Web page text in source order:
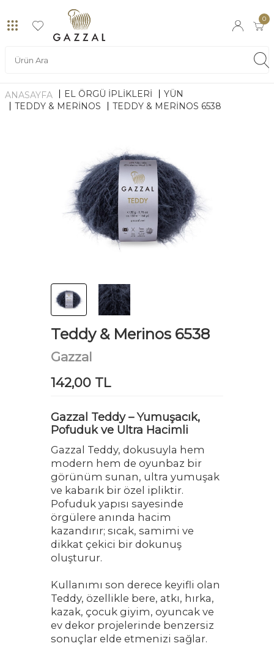
0
ANASAYFA EL ÖRGÜ İPLİKLERİ
YÜN
TEDDY & MERINOS
TEDDY & MERINOS 6538
Teddy & Merinos 6538
Gazzal
142,00 TL
Gazzal Teddy – Yumuşacık,
Pofuduk ve Ultra Hacimli
Gazzal Teddy, dokusuyla hem
modern hem de oyunbaz bir
görünüm sunan, ultra yumuşak
ve kabarık bir özel ipliktir.
Pofuduk yapısı sayesinde
örgülere anında hacim
kazandırır; sıcak, samimi ve
dikkat çekici bir dokunuş
oluşturur.
Kullanımı son derece keyifli olan
Teddy, özellikle bere, atkı, hırka,
kazak, çocuk giyim, oyuncak ve
ev dekor projelerinde benzersiz
sonuçlar elde etmenizi sağlar.